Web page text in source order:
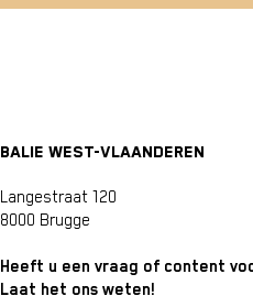
BALIE WEST-VLAANDEREN
Langestraat 120
8000 Brugge
Heeft u een vraag of content
Laat het ons weten!